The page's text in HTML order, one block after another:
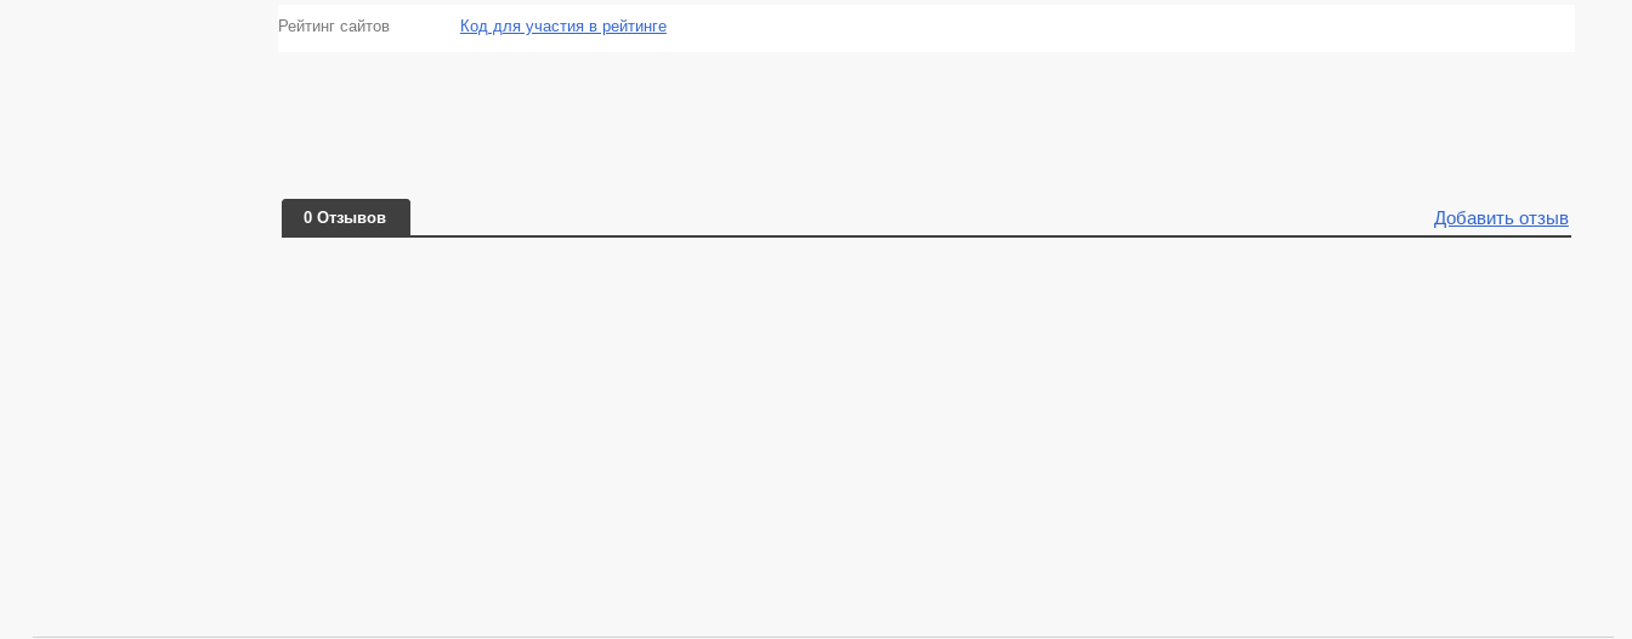
Рейтинг сайтов Код для участия в рейтинге
0 Отзывов Добавить отзыв